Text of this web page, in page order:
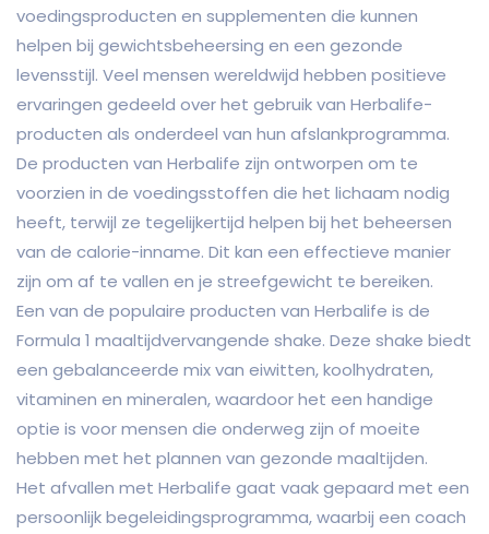
voedingsproducten en supplementen die kunnen
helpen bij gewichtsbeheersing en een gezonde
levensstijl. Veel mensen wereldwijd hebben positieve
ervaringen gedeeld over het gebruik van Herbalife-
producten als onderdeel van hun afslankprogramma.
De producten van Herbalife zijn ontworpen om te
voorzien in de voedingsstoffen die het lichaam nodig
heeft, terwijl ze tegelijkertijd helpen bij het beheersen
van de calorie-inname. Dit kan een effectieve manier
zijn om af te vallen en je streefgewicht te bereiken.
Een van de populaire producten van Herbalife is de
Formula 1 maaltijdvervangende shake. Deze shake biedt
een gebalanceerde mix van eiwitten, koolhydraten,
vitaminen en mineralen, waardoor het een handige
optie is voor mensen die onderweg zijn of moeite
hebben met het plannen van gezonde maaltijden.
Het afvallen met Herbalife gaat vaak gepaard met een
persoonlijk begeleidingsprogramma, waarbij een coach